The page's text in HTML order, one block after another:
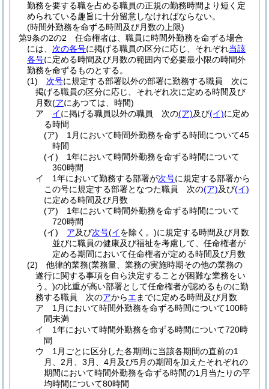
勤務を要する職を占める職員の正規の勤務時間より短く定
められている趣旨に十分留意しなければならない。
(時間外勤務を命ずる時間及び月数の上限)
第9条の2の2
任命権者は、職員に時間外勤務を命ずる場合
には、 次の各号に掲げる職員の区分に応じ、それぞれ当該
各号に定める時間及び月数の範囲内で必要最小限の時間外
勤務を命ずるものとする。
(1)
次号に規定する部署以外の部署に勤務する職員 次に
掲げる職員の区分に応じ、それぞれ次に定める時間及び
月数(アにあつては、時間)
ア
イに掲げる職員以外の職員 次の(ア)及び(イ)に定め
る時間
(ア)
1月において時間外勤務を命ずる時間について45
時間
(イ)
1年において時間外勤務を命ずる時間について
360時間
イ
1年において勤務する部署が次号に規定する部署から
この号に規定する部署となつた職員 次の(ア)及び(イ)
に定める時間及び月数
(ア)
1年において時間外勤務を命ずる時間について
720時間
(イ)
ア及び次号(イを除く。)に規定する時間及び月数
並びに職員の健康及び福祉を考慮して、任命権者が
定める期間において任命権者が定める時間及び月数
(2)
他律的業務(業務量、業務の実施時期その他の業務の
遂行に関する事項を自ら決定することが困難な業務をい
う。)の比重が高い部署として任命権者が認めるものに勤
務する職員 次のアからエ までに定める時間及び月数
ア
1月において時間外勤務を命ずる時間について100時
間未満
イ
1年において時間外勤務を命ずる時間について720時
間
ウ
1月ごとに区分した各期間に当該各期間の直前の1
月、2月、3月、4月及び5月の期間を加えたそれぞれの
期間において時間外勤務を命ずる時間の1月当たりの平
均時間について80時間